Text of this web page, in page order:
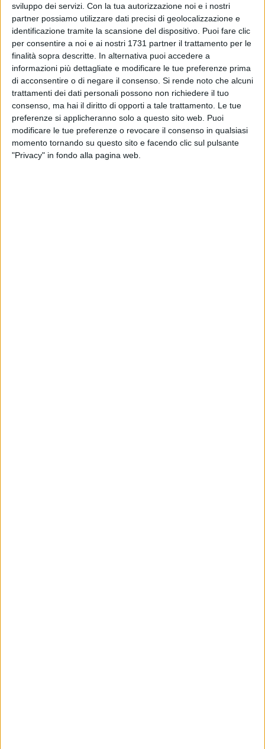
sviluppo dei servizi. Con la tua autorizzazione noi e i nostri
partner possiamo utilizzare dati precisi di geolocalizzazione e
identificazione tramite la scansione del dispositivo. Puoi fare clic
per consentire a noi e ai nostri 1731 partner il trattamento per le
finalità sopra descritte. In alternativa puoi accedere a
informazioni più dettagliate e modificare le tue preferenze prima
di acconsentire o di negare il consenso. Si rende noto che alcuni
trattamenti dei dati personali possono non richiedere il tuo
consenso, ma hai il diritto di opporti a tale trattamento. Le tue
preferenze si applicheranno solo a questo sito web. Puoi
modificare le tue preferenze o revocare il consenso in qualsiasi
momento tornando su questo sito e facendo clic sul pulsante
"Privacy" in fondo alla pagina web.
8
Dopo l'aggressione agli agenti e al direttore del carcere
minorile di Bariarriva la dichiarazione di solidarietà del
presidente della Commissione Antimafia della Regione
Puglia,Renato Perrini:"Esprimo la mia solidarietà e
vicinanza agli agenti della Polizia penitenziaria e al
direttore del carcere minorileFornelli di Bari che sono state